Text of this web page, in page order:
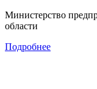
Министерство
области
Подробнее